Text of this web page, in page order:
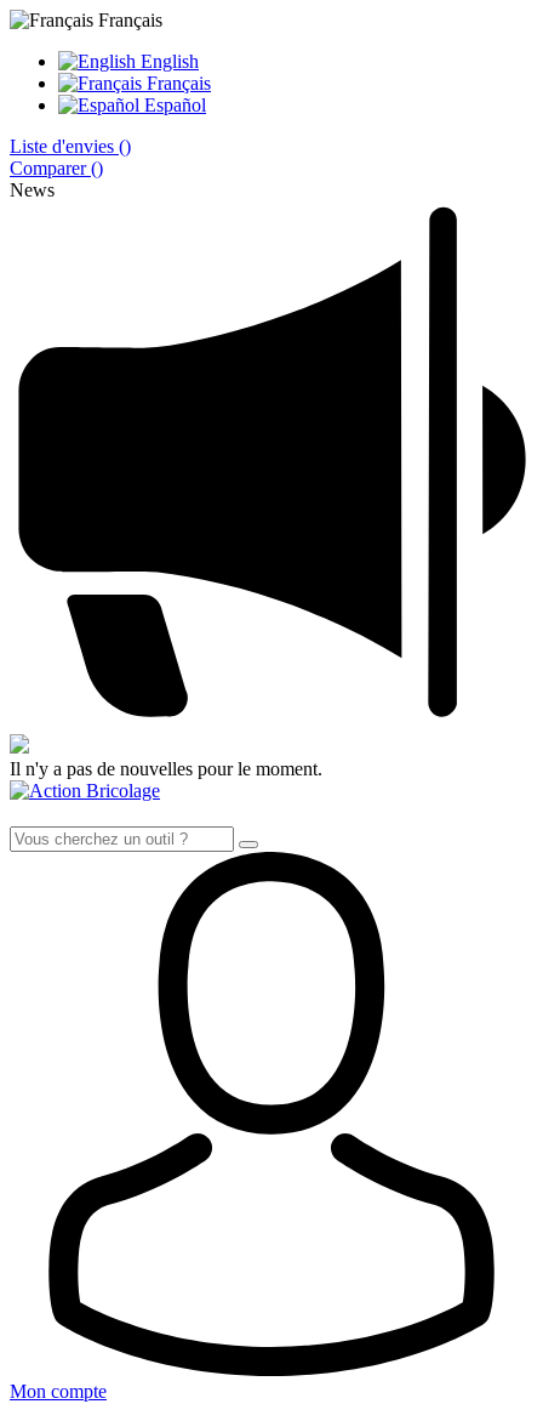
Français
English
Français
Español
Liste d'envies ()
Comparer ()
News
Il n'y a pas de nouvelles pour le moment.
Mon compte